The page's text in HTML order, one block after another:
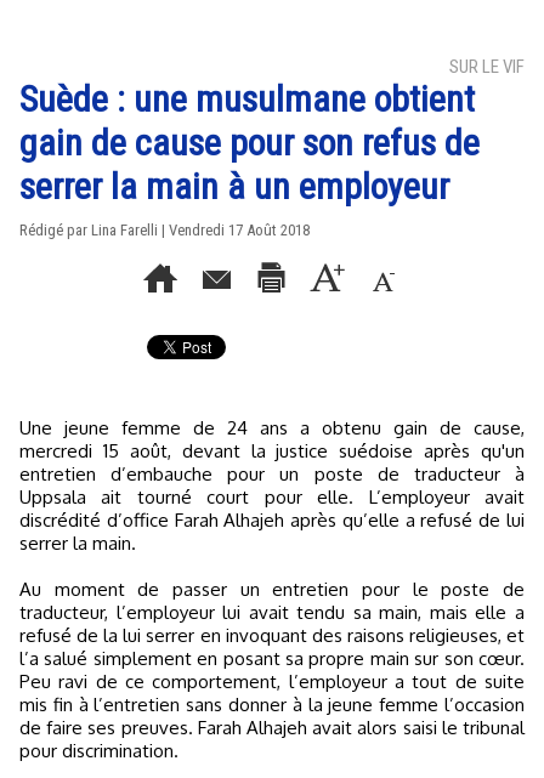
SUR LE VIF
Suède : une musulmane obtient
gain de cause pour son refus de
serrer la main à un employeur
Rédigé par Lina Farelli | Vendredi 17 Août 2018
Une jeune femme de 24 ans a obtenu gain de cause,
mercredi 15 août, devant la justice suédoise après qu'un
entretien d’embauche pour un poste de traducteur à
Uppsala ait tourné court pour elle. L’employeur avait
discrédité d’office Farah Alhajeh après qu’elle a refusé de lui
serrer la main.
Au moment de passer un entretien pour le poste de
traducteur, l’employeur lui avait tendu sa main, mais elle a
refusé de la lui serrer en invoquant des raisons religieuses, et
l’a salué simplement en posant sa propre main sur son cœur.
Peu ravi de ce comportement, l’employeur a tout de suite
mis fin à l’entretien sans donner à la jeune femme l’occasion
de faire ses preuves. Farah Alhajeh avait alors saisi le tribunal
pour discrimination.